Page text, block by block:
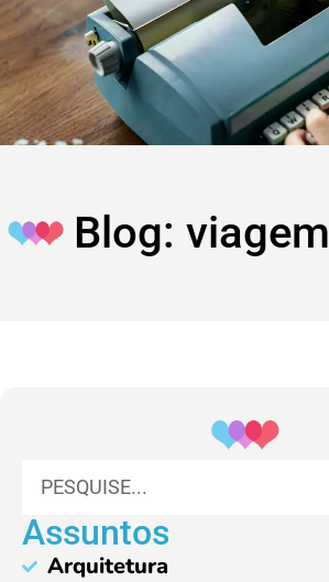
Blog: viagem
Assuntos
Arquitetura